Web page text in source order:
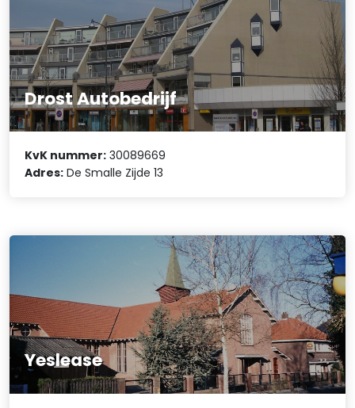
Drost Autobedrijf
KvK nummer: 30089669
Adres: De Smalle Zijde 13
Yeslease